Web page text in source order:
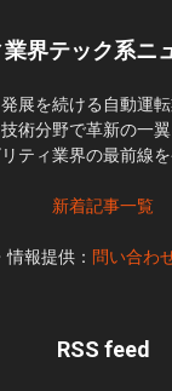
界テック系ニ
展を続ける自動運
術分野で革新の一
ティ業界の最前線を
新着記事一覧
報提供： 問い合わ
RSS feed